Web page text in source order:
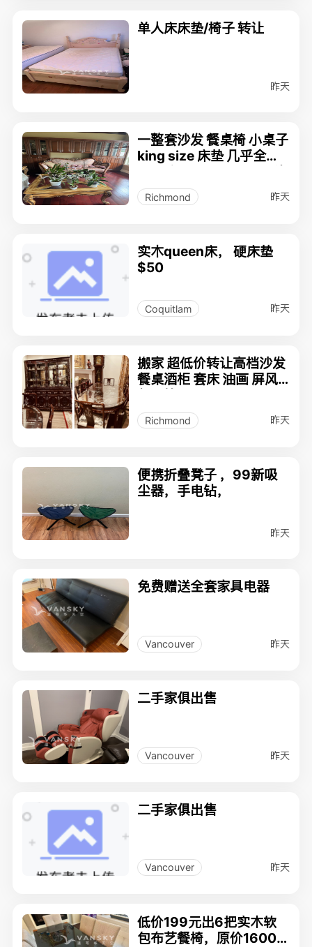
单人床床垫/椅子 转让
昨天
一整套沙发 餐桌椅 小桌子
king size 床垫 几乎全新
浏览 ID: 3488987
Richmond 昨天
实木queen床， 硬床垫
$50
Coquitlam 昨天
搬家 超低价转让高档沙发
餐桌酒柜 套床 油画 屏风
Richmond 昨天
便携折叠凳子 ，99新吸
尘器，手电钻，
昨天
免费赠送全套家具电器
Vancouver 昨天
二手家俱出售
Vancouver 昨天
二手家俱出售
Vancouver 昨天
低价199元出6把实木软
包布艺餐椅，原价1600